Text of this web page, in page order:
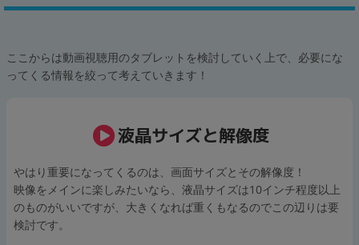
ここからは動画視聴用のタブレットを検討していく上で、必要にな
ってくる情報を絞って考えていきます！
液晶サイズと解像度
やはり重要になってくるのは、画面サイズとその解像度！
映像をメインに楽しみたいなら、液晶サイズは10インチ程度以上
のものがいいですが、大きくなれば重くもなるのでこの辺りは要
検討です。
年 月 まで